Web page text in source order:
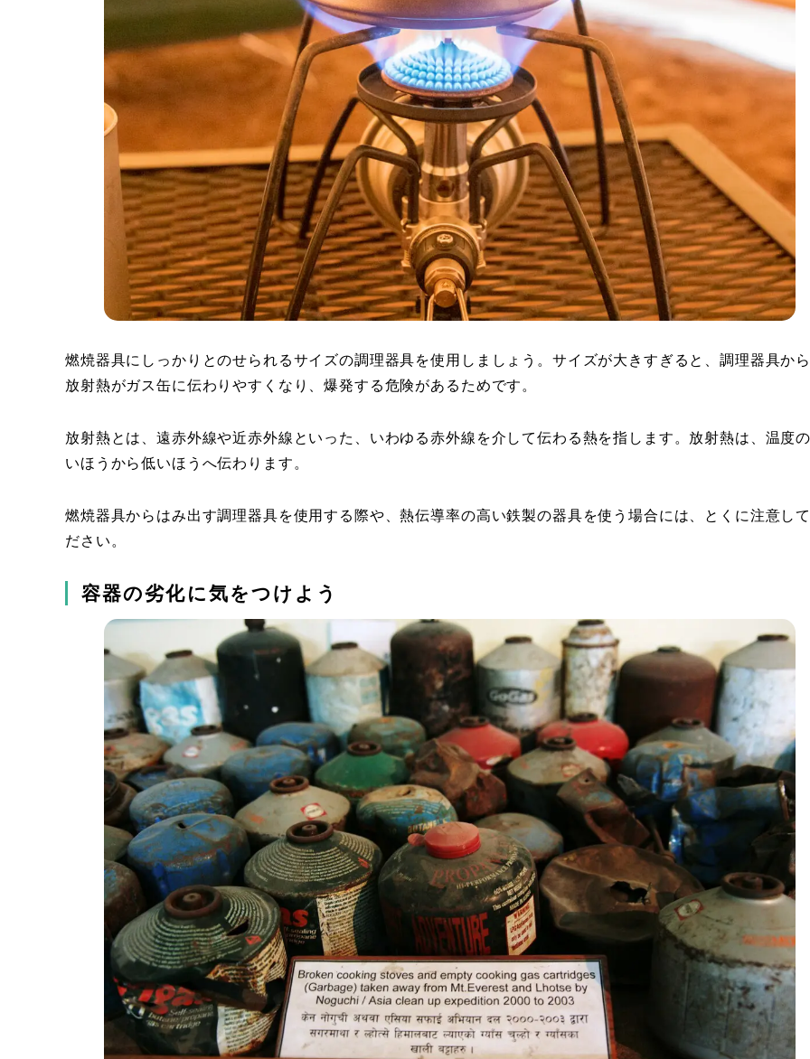
燃焼器具にしっかりとのせられるサイズの調理器具を使用しましょう。サイズが大きすぎると、調理器具か
放射熱がガス缶に伝わりやすくなり、爆発する危険があるためです。
放射熱とは、遠赤外線や近赤外線といった、いわゆる赤外線を介して伝わる熱を指します。放射熱は、温度
いほうから低いほうへ伝わります。
燃焼器具からはみ出す調理器具を使用する際や、熱伝導率の高い鉄製の器具を使う場合には、とくに注意して
ださい。
容器の劣化に気をつけよう